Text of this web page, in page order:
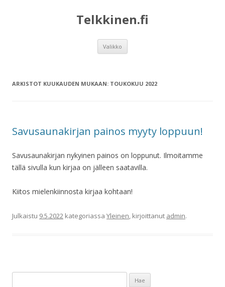
Telkkinen.fi
Valikko
ARKISTOT KUUKAUDEN MUKAAN: TOUKOKUU 2022
Savusaunakirjan painos myyty loppuun!
Savusaunakirjan nykyinen painos on loppunut. Ilmoitamme
tällä sivulla kun kirjaa on jälleen saatavilla.
Kiitos mielenkiinnosta kirjaa kohtaan!
Julkaistu 9.5.2022 kategoriassa Yleinen, kirjoittanut admin.